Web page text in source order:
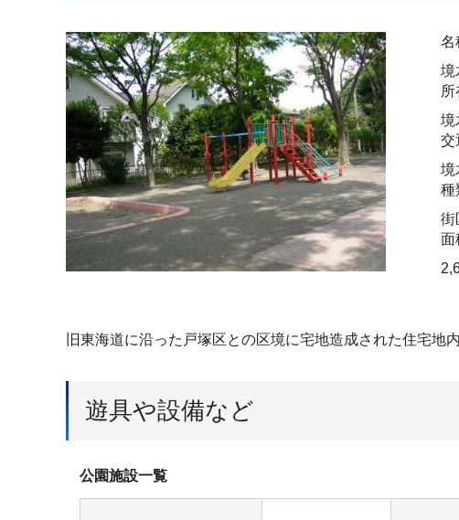
名
境
境
交
境
種
街
面
旧東海道に沿った戸塚区との区境に宅地造成された住宅地
遊具や設備など
公園施設一覧